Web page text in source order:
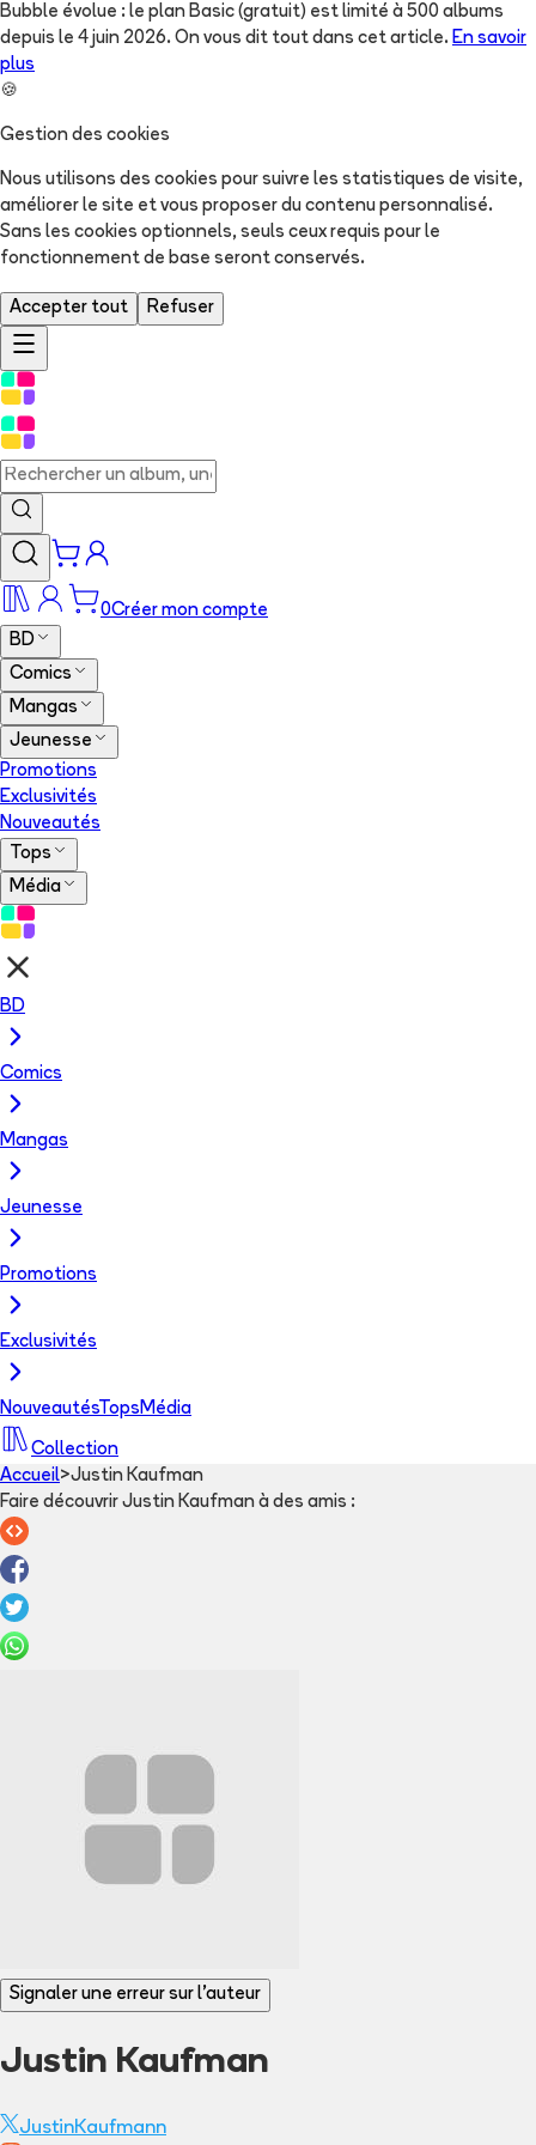
Bubble évolue : le plan Basic (gratuit) est limité à 500 albums
depuis le 4 juin 2026. On vous dit tout dans cet article. En savoir
plus
🍪
Gestion des cookies
Nous utilisons des cookies pour suivre les statistiques de visite,
améliorer le site et vous proposer du contenu personnalisé.
Sans les cookies optionnels, seuls ceux requis pour le
fonctionnement de base seront conservés.
Accepter tout Refuser
0Créer mon compte
BD
Comics
Mangas
Jeunesse
Promotions
Exclusivités
Nouveautés
Tops
Média
BD
Comics
Mangas
Jeunesse
Promotions
Exclusivités
NouveautésTops Média
Collection
Accueil>Justin Kaufman
Faire découvrir Justin Kaufman à des amis :
Signaler une erreur sur l'auteur
Justin Kaufman
JustinKaufmann